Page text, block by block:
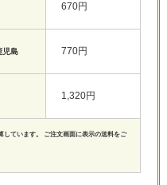
670円
児島 770円
1,320円
しています。 ご注文画面に表示の送料をご